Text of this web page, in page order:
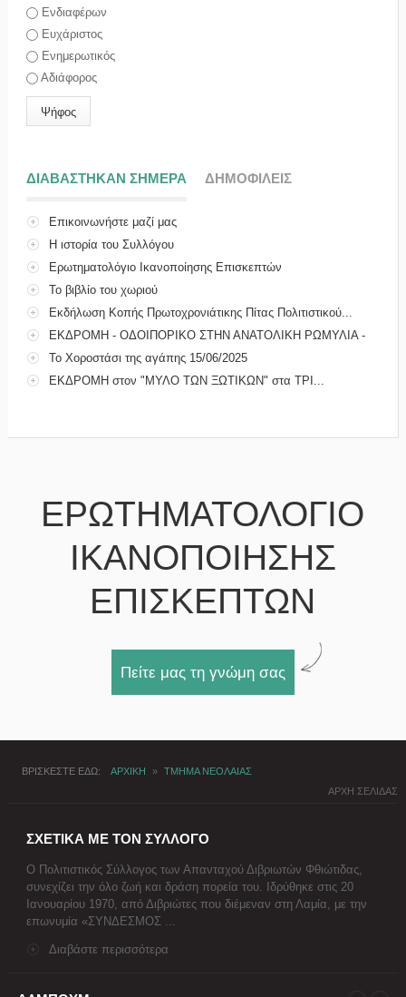
Επιλογές
Ενδιαφέρων
Ευχάριστος
Ενημερωτικός
Αδιάφορος
ΔΙΑΒΑΣΤΗΚΑΝ ΣΗΜΕΡΑ (ΕΝΕΡΓΗ ΚΑΡΤΕΛΑ)
ΔΗΜΟΦΙΛΕΙΣ
Επικοινωνήστε μαζί μας
Η ιστορία του Συλλόγου
Ερωτηματολόγιο Ικανοποίησης Επισκεπτών
Το βιβλίο του χωριού
Εκδήλωση Κοπής Πρωτοχρονιάτικης Πίτας Πολιτιστικού...
ΕΚΔΡΟΜΗ - ΟΔΟΙΠΟΡΙΚΟ ΣΤΗΝ ΑΝΑΤΟΛΙΚΗ ΡΩΜΥΛΙΑ -
ΜΑ...Το Χοροστάσι της αγάπης 15/06/2025
ΕΚΔΡΟΜΗ στον "ΜΥΛΟ ΤΩΝ ΞΩΤΙΚΩΝ" στα ΤΡΙ...
ΕΡΩΤΗΜΑΤΟΛΟΓΙΟ
ΙΚΑΝΟΠΟΙΗΣΗΣ
ΕΠΙΣΚΕΠΤΩΝ
Πείτε μας τη γνώμη σας
ΒΡΙΣΚΕΣΤΕ ΕΔΩ ΑΡΧΙΚΗ » ΤΜΗΜΑ ΝΕΟΛΑΙΑΣ
ΑΡΧΗ ΣΕΛΙΔΑΣ
ΣΧΕΤΙΚΑ ΜΕ ΤΟΝ ΣΥΛΛΟΓΟ
Ο Πολιτιστικός Σύλλογος των Απανταχού Διβριωτών Φθιώτιδας,
συνεχίζει την όλο ζωή και δράση πορεία του. Ιδρύθηκε στις 20
Ιανουαρίου 1970, από Διβριώτες που διέμεναν στη Λαμία, με την
επωνυμία «ΣΥΝΔΕΣΜΟΣ ...
Διαβάστε περισσότερα